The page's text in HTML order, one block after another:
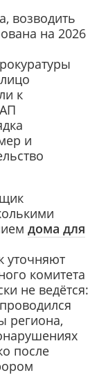
возводить
на 2026
к
и
дома для
уточняют
комитета
не ведётся:
региона,
после